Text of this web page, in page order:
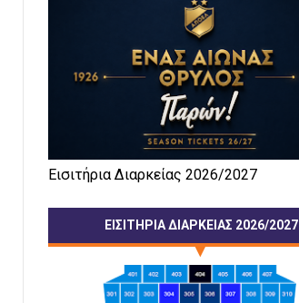
Εισιτήρια Διαρκείας 2026/2027
ΕΙΣΙΤΗΡΙΑ ΔΙΑΡΚΕΙΑΣ 2026/2027